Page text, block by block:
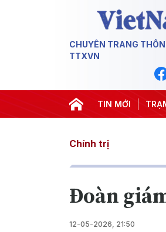
CHUYÊN TRANG
TTXVN
TIN MỚI
#Căng thẳng Trung Đông #An
Chính trị
Đoàn
12-05-2026, 21:50